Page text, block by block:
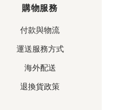
購物服務
付款與物流
運送服務方式
海外配送
退換貨政策